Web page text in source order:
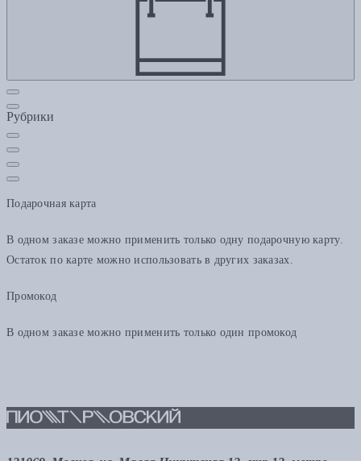
Рубрики
Подарочная карта
В одном заказе можно применить только одну подарочную карту.
Остаток по карте можно использовать в других заказах.
Промокод
В одном заказе можно применить только один промокод